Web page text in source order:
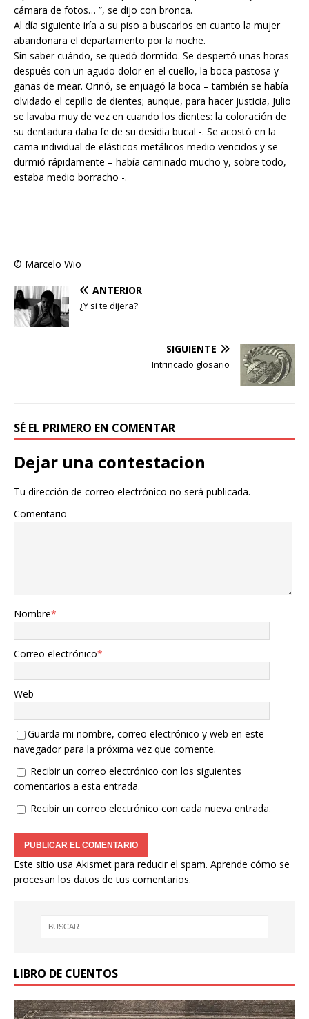
cámara de fotos… ”, se dijo con bronca.
Al día siguiente iría a su piso a buscarlos en cuanto la mujer
abandonara el departamento por la noche.
Sin saber cuándo, se quedó dormido. Se despertó unas horas
después con un agudo dolor en el cuello, la boca pastosa y
ganas de mear. Orinó, se enjuagó la boca – también se había
olvidado el cepillo de dientes; aunque, para hacer justicia, Julio
se lavaba muy de vez en cuando los dientes: la coloración de
su dentadura daba fe de su desidia bucal -. Se acostó en la
cama individual de elásticos metálicos medio vencidos y se
durmió rápidamente – había caminado mucho y, sobre todo,
estaba medio borracho -.
© Marcelo Wio
ANTERIOR
¿Y si te dijera?
SIGUIENTE
Intrincado glosario
SÉ EL PRIMERO EN COMENTAR
Dejar una contestacion
Tu dirección de correo electrónico no será publicada.
Comentario
Nombre*
Correo electrónico*
Web
Guarda mi nombre, correo electrónico y web en este
navegador para la próxima vez que comente.
Recibir un correo electrónico con los siguientes
comentarios a esta entrada.
Recibir un correo electrónico con cada nueva entrada.
Este sitio usa Akismet para reducir el spam. Aprende cómo se
procesan los datos de tus comentarios.
LIBRO DE CUENTOS